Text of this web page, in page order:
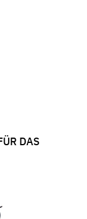
DAS